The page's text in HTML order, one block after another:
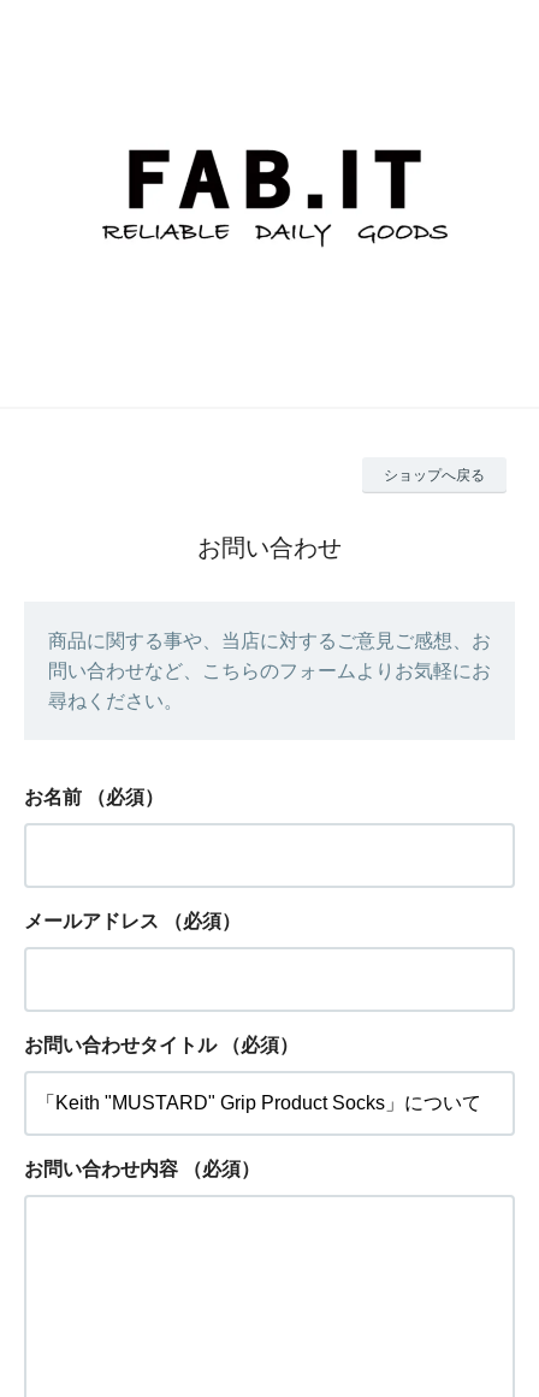
ショップへ戻る
お問い合わせ
商品に関する事や、当店に対するご意見ご感想、お
問い合わせなど、こちらのフォームよりお気軽にお
尋ねください。
お名前 （必須）
メールアドレス （必須）
お問い合わせタイトル （必須）
お問い合わせ内容 （必須）